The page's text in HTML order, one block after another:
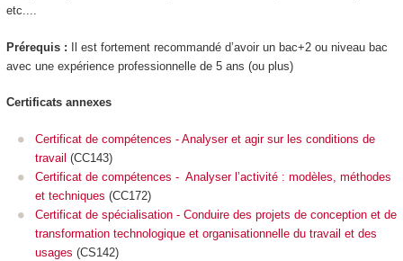
etc....
Prérequis : Il est fortement recommandé d’avoir un bac+2 ou niveau bac
avec une expérience professionnelle de 5 ans (ou plus)
Certificats annexes
Certificat de compétences - Analyser et agir sur les conditions de
travail (CC143)
Certificat de compétences - Analyser l’activité : modèles, méthodes
et techniques (CC172)
Certificat de spécialisation - Conduire des projets de conception et de
transformation technologique et organisationnelle du travail et des
usages (CS142)